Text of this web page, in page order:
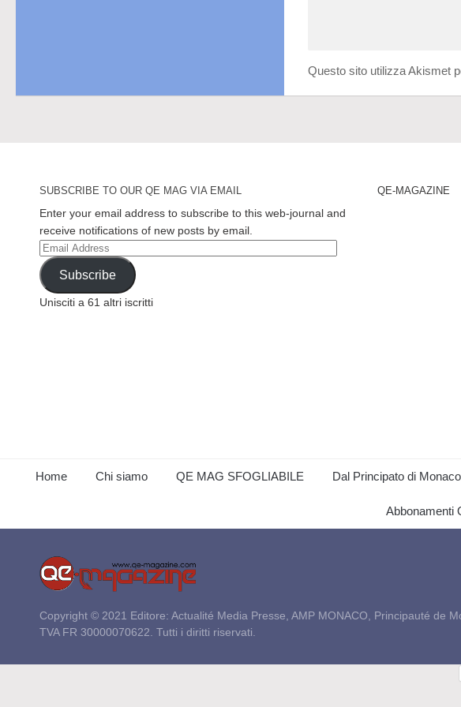
Questo sito utilizza Akismet
SUBSCRIBE TO OUR QE MAG VIA EMAIL
Enter your email address to subscribe to this web-journal and
receive notifications of new posts by email.
Email
Address
Subscribe
Unisciti a 61 altri iscritti
QE-MAGAZINE
Home Chi siamo QE MAG SFOGLIABILE Dal Principato di Monaco
Abbonamenti
Copyright © 2021 Editore: Actualité Media Presse, AMP MONACO, Principauté de
TVA FR 30000070622. Tutti i diritti riservati.